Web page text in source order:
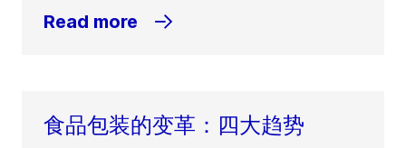
Read more
食品包装的变革：四大趋势